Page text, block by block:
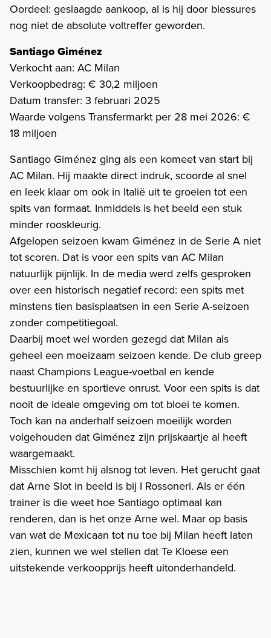
Oordeel: geslaagde aankoop, al is hij door blessures
nog niet de absolute voltreffer geworden.
Santiago Giménez
Verkocht aan: AC Milan
Verkoopbedrag: € 30,2 miljoen
Datum transfer: 3 februari 2025
Waarde volgens Transfermarkt per 28 mei 2026: €
18 miljoen
Santiago Giménez ging als een komeet van start bij
AC Milan. Hij maakte direct indruk, scoorde al snel
en leek klaar om ook in Italië uit te groeien tot een
spits van formaat. Inmiddels is het beeld een stuk
minder rooskleurig.
Afgelopen seizoen kwam Giménez in de Serie A niet
tot scoren. Dat is voor een spits van AC Milan
natuurlijk pijnlijk. In de media werd zelfs gesproken
over een historisch negatief record: een spits met
minstens tien basisplaatsen in een Serie A-seizoen
zonder competitiegoal.
Daarbij moet wel worden gezegd dat Milan als
geheel een moeizaam seizoen kende. De club greep
naast Champions League-voetbal en kende
bestuurlijke en sportieve onrust. Voor een spits is dat
nooit de ideale omgeving om tot bloei te komen.
Toch kan na anderhalf seizoen moeilijk worden
volgehouden dat Giménez zijn prijskaartje al heeft
waargemaakt.
Misschien komt hij alsnog tot leven. Het gerucht gaat
dat Arne Slot in beeld is bij I Rossoneri. Als er één
trainer is die weet hoe Santiago optimaal kan
renderen, dan is het onze Arne wel. Maar op basis
van wat de Mexicaan tot nu toe bij Milan heeft laten
zien, kunnen we wel stellen dat Te Kloese een
uitstekende verkoopprijs heeft uitonderhandeld.